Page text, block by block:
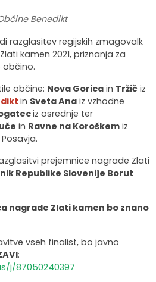
Benedikt
razglasitev regijskih zmagovalk
kamen 2021, priznanja za
občino.
občine: Nova Gorica in Tržič iz
in Sveta Ana iz vzhodne
iz osrednje ter
in Ravne na Koroškem iz
prejemnice nagrade Zlati
Republike Slovenije Borut
nagrade Zlati kamen bo znano
vseh finalist, bo javno
:
j/87050240397
Maribor
korupcije
značaja
OPN1